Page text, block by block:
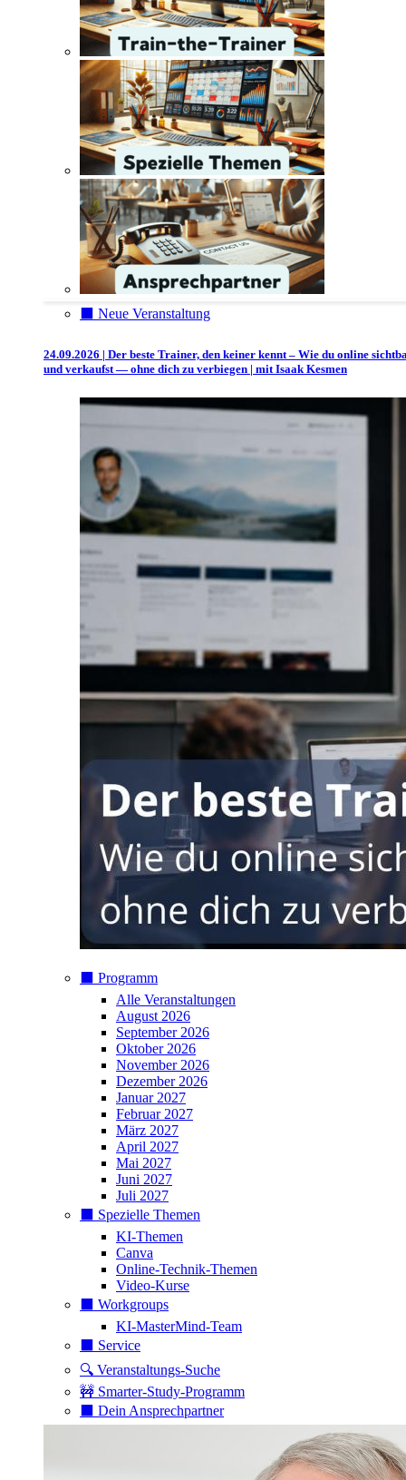
⬛️ Neue Veranstaltung
24.09.2026 | Der beste Trainer, den keiner kennt – Wie du online
und verkaufst — ohne dich zu verbiegen | mit Isaak Kesmen
⬛️ Programm
Alle Veranstaltungen
August 2026
September 2026
Oktober 2026
November 2026
Dezember 2026
Januar 2027
Februar 2027
März 2027
April 2027
Mai 2027
Juni 2027
Juli 2027
⬛️ Spezielle Themen
KI-Themen
Canva
Online-Technik-Themen
Video-Kurse
⬛️ Workgroups
KI-MasterMind-Team
⬛️ Service
🔍 Veranstaltungs-Suche
🚧 Smarter-Study-Programm
⬛️ Dein Ansprechpartner